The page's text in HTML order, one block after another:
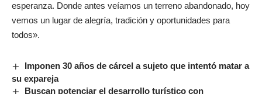
esperanza. Donde antes veíamos un terreno abandonado, hoy
vemos un lugar de alegría, tradición y oportunidades para
todos».
Imponen 30 años de cárcel a sujeto que intentó matar a
su expareja
Buscan potenciar el desarrollo turístico con